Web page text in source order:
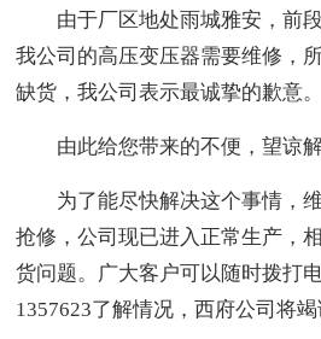
由于厂区地处雨城雅安，前
我公司的高压变压器需要维修，
缺货，我公司表示最诚挚的歉意。
由此给您带来的不便，望谅解
为了能尽快解决这个事情，
抢修，公司现已进入正常生产，
货问题。广大客户可以随时拨打
1357623了解情况，西府公司将竭